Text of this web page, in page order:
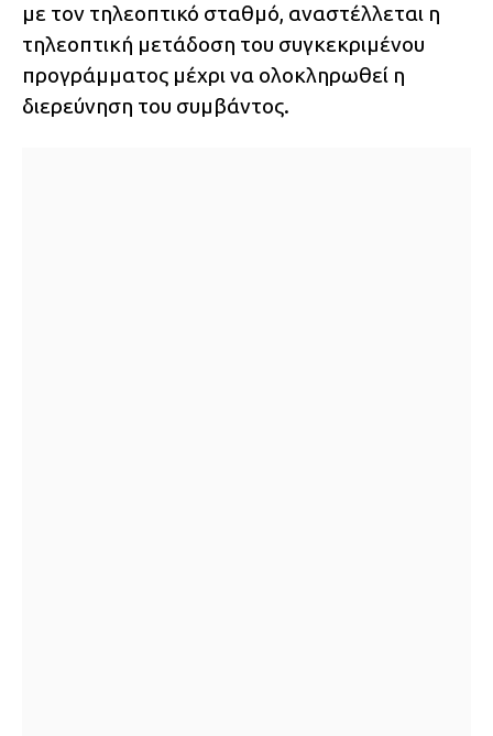
με τον τηλεοπτικό σταθμό, αναστέλλεται η
τηλεοπτική μετάδοση του συγκεκριμένου
προγράμματος μέχρι να ολοκληρωθεί η
διερεύνηση του συμβάντος.